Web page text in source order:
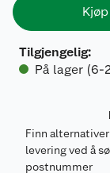
Kjøp
Tilgjengelig:
På lager (6-
Finn
levering ved å
postnummer